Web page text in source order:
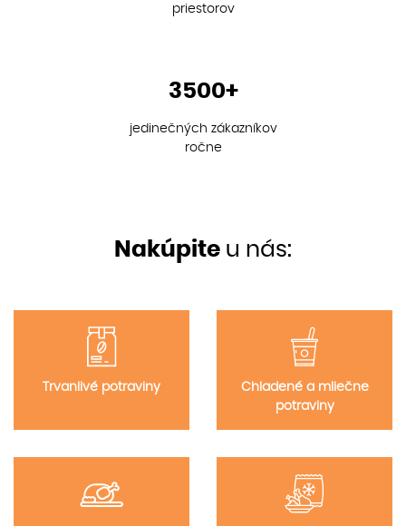
priestorov
3500+
jedinečných zákazníkov
ročne
Nakúpite u nás:
Trvanlivé potraviny
Chladené a mliečne
potraviny